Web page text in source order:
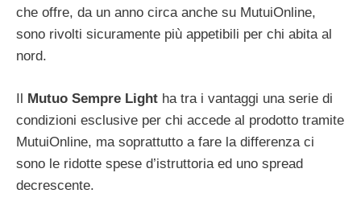
che offre, da un anno circa anche su MutuiOnline,
sono rivolti sicuramente più appetibili per chi abita al
nord.
Il Mutuo Sempre Light ha tra i vantaggi una serie di
condizioni esclusive per chi accede al prodotto tramite
MutuiOnline, ma soprattutto a fare la differenza ci
sono le ridotte spese d’istruttoria ed uno spread
decrescente.